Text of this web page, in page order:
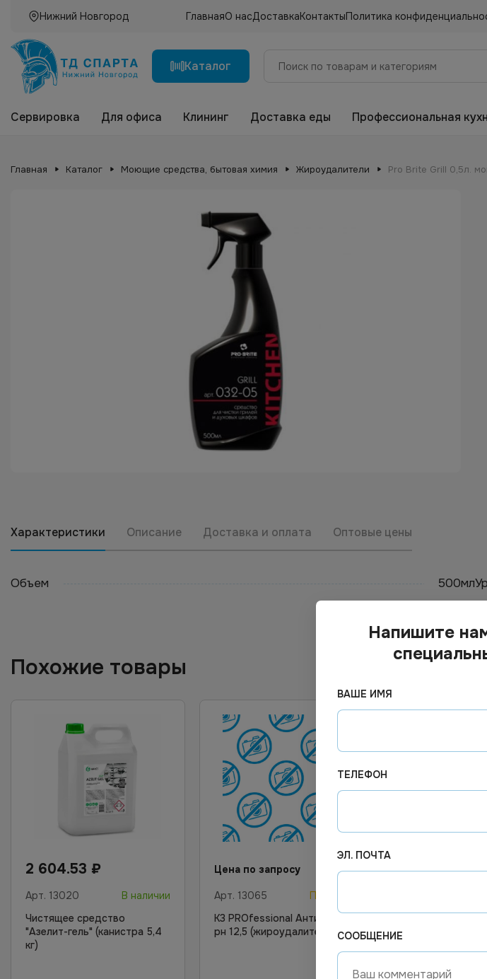
Нижний Новгород ГлавнаяО насДоставкаКонтактыПолитика
Каталог
Сервировка Для офиса Клининг Доставка еды Профессиональная
Главная Каталог Моющие средства, бытовая химия Жироудалители Pro Brite Grill 0,5л.
Характеристики Описание Доставка и оплата Оптовые цены
Объем 500мл
Похожие товары
2 604.53 ₽
Арт. 13020
В наличии
Чистящее средство
"Азелит-гель" (канистра 5,4
кг)
Цена по запросу
Арт. 13065
Под заказ
К3 PROfessional Антижир 5л,
рн 12,5 (жироудалитель)
2 167.26₽
Напишите
ВАШЕ ИМЯ
ТЕЛЕФОН
ЭЛ. ПОЧТА
СООБЩЕНИЕ